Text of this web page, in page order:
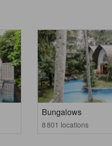
Bungalows
8 801 locations